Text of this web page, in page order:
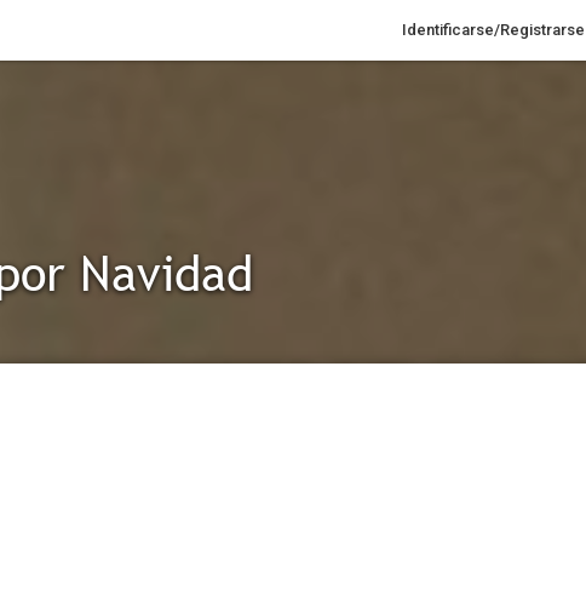
Identificarse/Registrarse
Navidad